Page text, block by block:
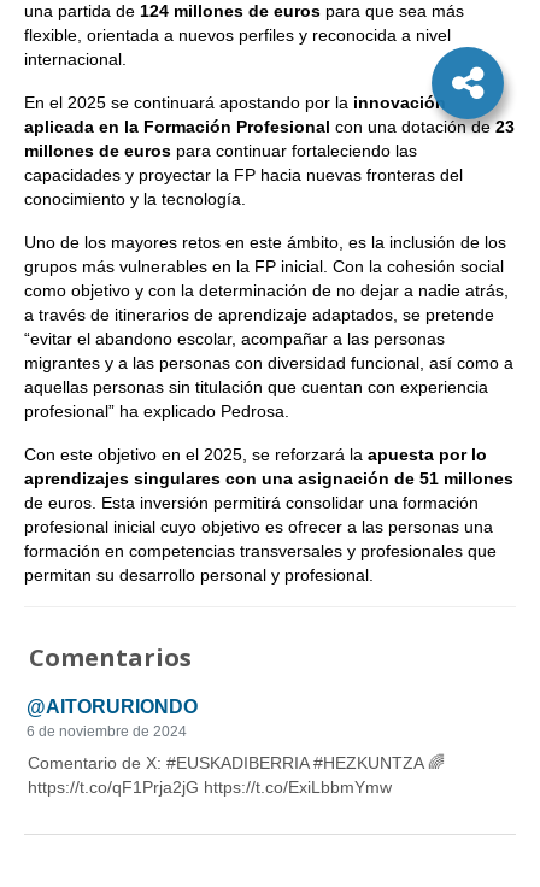
una partida de 124 millones de euros para que sea más
flexible, orientada a nuevos perfiles y reconocida a nivel
internacional.
En el 2025 se continuará apostando por la innovación
aplicada en la Formación Profesional con una dotación de23
millones de euros para continuar fortaleciendo las
capacidades y proyectar la FP hacia nuevas fronteras del
conocimiento y la tecnología.
Uno de los mayores retos en este ámbito, es la inclusión de los
grupos más vulnerables en la FP inicial. Con la cohesión social
como objetivo y con la determinación de no dejar a nadie atrás,
a través de itinerarios de aprendizaje adaptados, se pretende
“evitar el abandono escolar, acompañar a las personas
migrantes y a las personas con diversidad funcional, así como a
aquellas personas sin titulación que cuentan con experiencia
profesional” ha explicado Pedrosa.
Con este objetivo en el 2025, se reforzará la apuesta por lo
aprendizajes singulares con una asignación de 51 millones
de euros. Esta inversión permitirá consolidar una formación
profesional inicial cuyo objetivo es ofrecer a las personas una
formación en competencias transversales y profesionales que
permitan su desarrollo personal y profesional.
Comentarios